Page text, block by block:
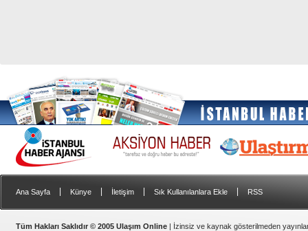
Ana Sayfa Künye İletişim Sık Kullanılanlara Ekle RSS
Tüm Hakları Saklıdır © 2005 Ulaşım Online | İzinsiz ve kaynak gösterilmeden